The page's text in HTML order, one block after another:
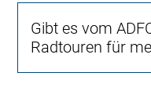
Gibt es vom
Radtouren für